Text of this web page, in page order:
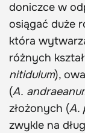
doniczce w
osiągać duże
która
różnych
nitidulum),
(A.
złożonych (A.
zwykle na